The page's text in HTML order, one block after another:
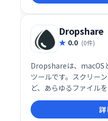
も最適です。
Dropshare
0.0 (0件)
Dropshareは、macOS
ツールです。スクリー
ど、あらゆるファイル
クで瞬時に共有できま
スやセルフホストソリ詳